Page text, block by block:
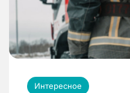
Интересное